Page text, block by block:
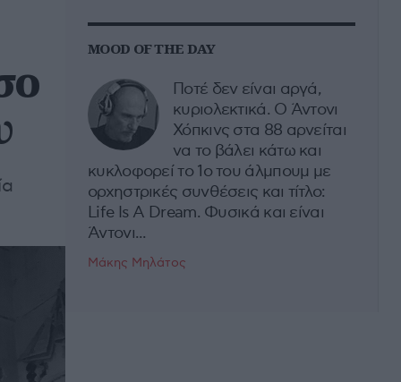
MOOD OF THE DAY
Ποτέ δεν είναι αργά,
κυριολεκτικά. Ο Άντονι
Χόπκινς στα 88 αρνείται
να το βάλει κάτω και
κυκλοφορεί το 1ο του άλμπουμ με
ορχηστρικές συνθέσεις και τίτλο:
Life Is A Dream. Φυσικά και είναι
Άντονι...
Μάκης Μηλάτος